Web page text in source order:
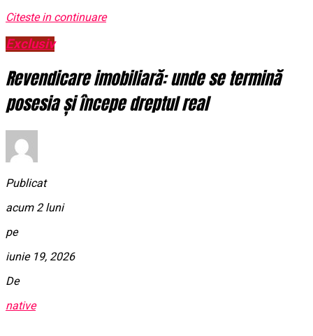
Citeste in continuare
Exclusiv
Revendicare imobiliară: unde se termină
posesia și începe dreptul real
Publicat
acum 2 luni
pe
iunie 19, 2026
De
native